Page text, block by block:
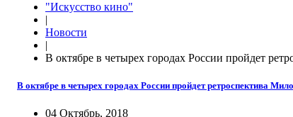
"Искусство кино"
|
Новости
|
В октябре в четырех городах России пройдет
В октябре в четырех городах России пройдет ретроспектива
04 Октябрь, 2018